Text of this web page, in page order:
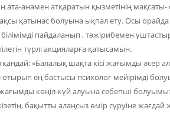
анамен атқаратын қызметінің
қатынас болуына ықпал ету. Осы
пайдаланып , тәжірибемен
түрлі акцияларға қатысамын.
«Балалық шақта кісі жағымды әсер
ең бастысы психолог мейірімді
көңіл-күй алуына себепші болуымыз
бақытты алаңсыз өмір сүруіне